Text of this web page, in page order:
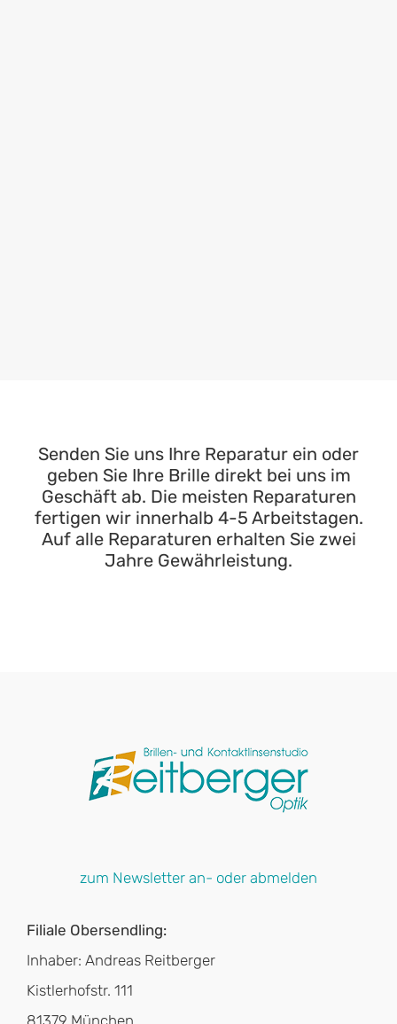
Senden Sie uns Ihre Reparatur ein oder
geben Sie Ihre Brille direkt bei uns im
Geschäft ab. Die meisten Reparaturen
fertigen wir innerhalb 4-5 Arbeitstagen.
Auf alle Reparaturen erhalten Sie zwei
Jahre Gewährleistung.
zum Newsletter an- oder abmelden
Filiale Obersendling:
Inhaber: Andreas Reitberger
Kistlerhofstr. 111
81379 München